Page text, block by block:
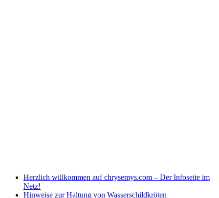
Herzlich willkommen auf chrysemys.com – Der Infoseite im
Netz!
Hinweise zur Haltung von Wasserschildkröten